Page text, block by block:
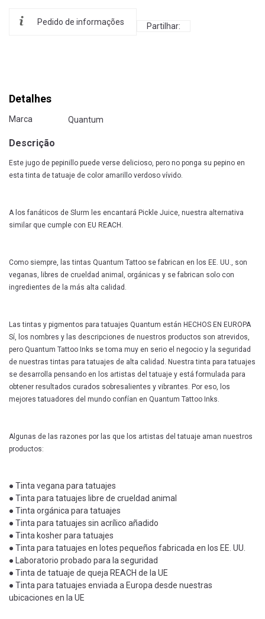
Pedido de informações Partilhar:
Detalhes
Marca Quantum
Descrição
Este jugo de pepinillo puede verse delicioso, pero no ponga su pepino en
esta tinta de tatuaje de color amarillo verdoso vívido.
A los fanáticos de Slurm les encantará Pickle Juice, nuestra alternativa
similar que cumple con EU REACH.
Como siempre, las tintas Quantum Tattoo se fabrican en los EE. UU., son
veganas, libres de crueldad animal, orgánicas y se fabrican solo con
ingredientes de la más alta calidad.
Las tintas y pigmentos para tatuajes Quantum están HECHOS EN EUROPA
Sí, los nombres y las descripciones de nuestros productos son atrevidos,
pero Quantum Tattoo Inks se toma muy en serio el negocio y la seguridad
de nuestras tintas para tatuajes de alta calidad. Nuestra tinta para tatuajes
se desarrolla pensando en los artistas del tatuaje y está formulada para
obtener resultados curados sobresalientes y vibrantes. Por eso, los
mejores tatuadores del mundo confían en Quantum Tattoo Inks.
Algunas de las razones por las que los artistas del tatuaje aman nuestros
productos:
● Tinta vegana para tatuajes
● Tinta para tatuajes libre de crueldad animal
● Tinta orgánica para tatuajes
● Tinta para tatuajes sin acrílico añadido
● Tinta kosher para tatuajes
● Tinta para tatuajes en lotes pequeños fabricada en los EE. UU.
● Laboratorio probado para la seguridad
● Tinta de tatuaje de queja REACH de la UE
● Tinta para tatuajes enviada a Europa desde nuestras
ubicaciones en la UE